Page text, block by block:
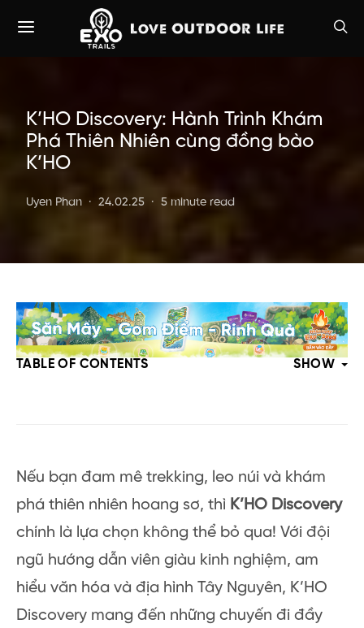
K’HO Discovery: Hành Trình Khám
Phá Thiên Nhiên cùng đồng bào
K’HO
Uyen Phan 24.02.25 5 minute read
TABLE OF CONTENTS SHOW
Nếu bạn đam mê trekking, leo núi và khám
phá thiên nhiên hoang sơ, thì K’HO Discovery
chính là lựa chọn không thể bỏ qua! Với đội
ngũ hướng dẫn viên giàu kinh nghiệm, am
hiểu văn hóa và địa hình Tây Nguyên, K’HO
Discovery mang đến những chuyến đi đầy